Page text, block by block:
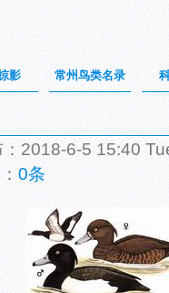
影 常州鸟类名录
2018-6-5 15:40
0条